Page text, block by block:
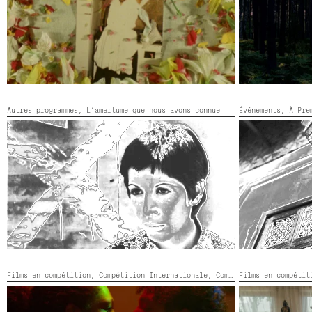
Afrique du Sud, États-Unis,
2026,
Couleur, Noir et
blanc,74’
Autres programmes, L’amertume que nous avons connue
PROGRAMME 2 : L’AMERTUME QUE NOUS AVONS
CONNUE
Événements, À
PROJECTIONS
Films en compétition, Compétition Internationale, Compétition Premier Film,
SABES DE MIM AGORA ESQUECA
Films en
SEUL LE